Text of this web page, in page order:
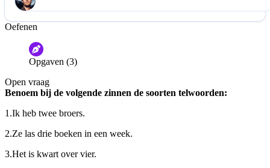
Help ons de video te verbeteren
De audio is slecht
Informatie is onjuist
De docent is te langdradig
De uitleg gaat te langzaam
Afspelen werkte niet
Oefenen
Opgaven (3)
Open vraag
Benoem bij de volgende zinnen de soorten telwoorden:
1.Ik heb twee broers.
2.Ze las drie boeken in een week.
3.Het is kwart over vier.